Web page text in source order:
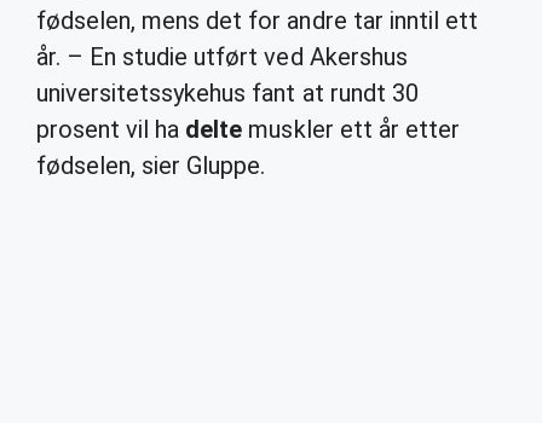
fødselen, mens det for andre tar inntil ett
år. – En studie utført ved Akershus
universitetssykehus fant at rundt 30
prosent vil ha delte muskler ett år etter
fødselen, sier Gluppe.